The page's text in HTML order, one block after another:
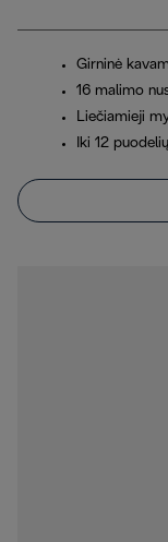
Girninė
16 malimo
Liečiamieji
Iki 12 puodelių